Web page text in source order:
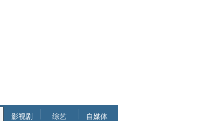
影视剧 综艺 自媒体